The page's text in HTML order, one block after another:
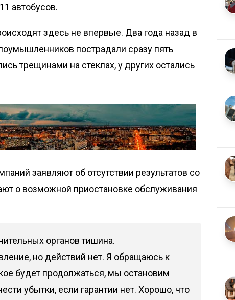
автобусов.
здесь не впервые. Два года назад в
пострадали сразу пять
трещинами на стеклах, у других остались
заявляют об отсутствии результатов со
о возможной приостановке обслуживания
органов тишина.
но действий нет. Я обращаюсь к
будет продолжаться, мы остановим
убытки, если гарантии нет. Хорошо, что